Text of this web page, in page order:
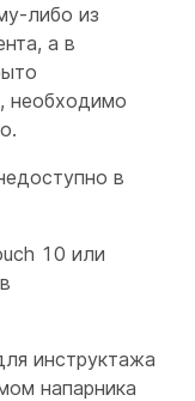
либо из
а в
необходимо
в
10 или
инструктажа
напарника